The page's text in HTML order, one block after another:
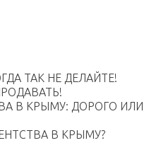
ТАК НЕ ДЕЛАЙТЕ!
В КРЫМУ: ДОРОГО ИЛИ
В КРЫМУ?